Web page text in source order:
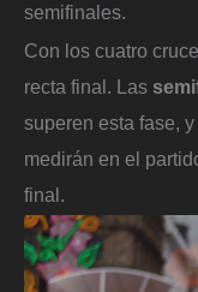
semifinales.
Con los cuatro
recta final. Las
superen esta fase,
medirán en el
final.